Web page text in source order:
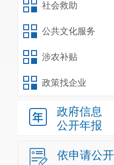
社会救助
公共文化服务
涉农补贴
政策找企业
政府信息
公开年报
依申请公开